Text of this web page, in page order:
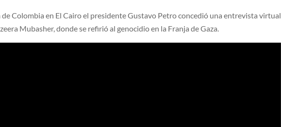
de Colombia en El Cairo el presidente Gustavo Petro concedió una entrevista virtual
Mubasher, donde se refirió al genocidio en la Franja de Gaza.​